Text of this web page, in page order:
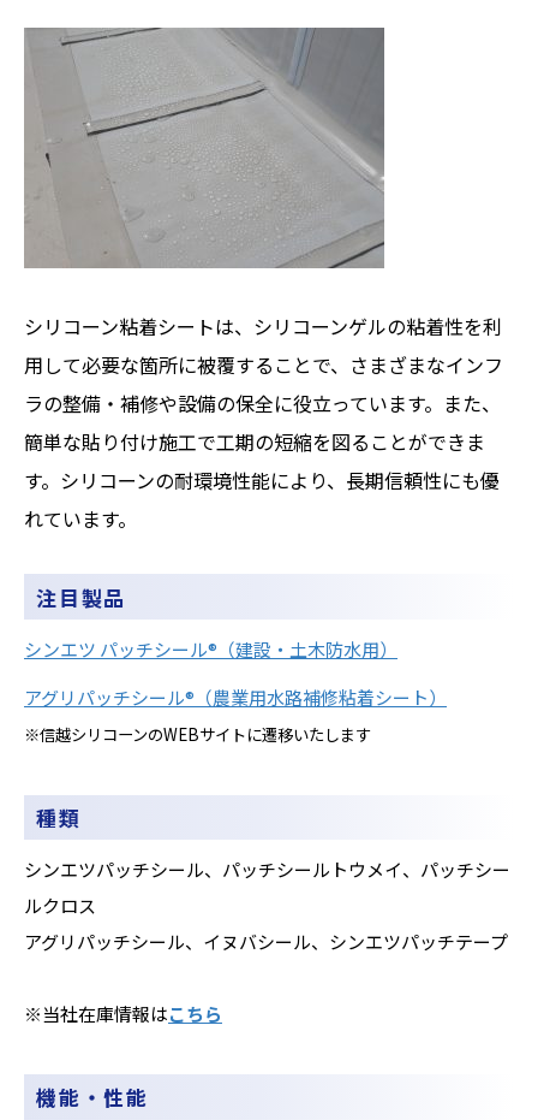
シリコーン粘着シートは、シリコーンゲルの粘着性を利
用して必要な箇所に被覆することで、さまざまなインフ
ラの整備・補修や設備の保全に役立っています。また、
簡単な貼り付け施工で工期の短縮を図ることができま
す。シリコーンの耐環境性能により、長期信頼性にも優
れています。
注目製品
シンエツ パッチシール®（建設・土木防水用）
アグリパッチシール®（農業用水路補修粘着シート）
※信越シリコーンのWEBサイトに遷移いたします
種類
シンエツパッチシール、パッチシールトウメイ、 パッチシー
ルクロス
アグリパッチシール、イヌバシール、シンエツパッチテープ
※当社在庫情報はこちら
機能・性能